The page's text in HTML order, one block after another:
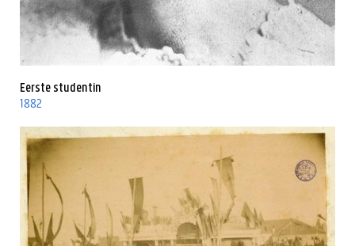
Eerste studentin
1882